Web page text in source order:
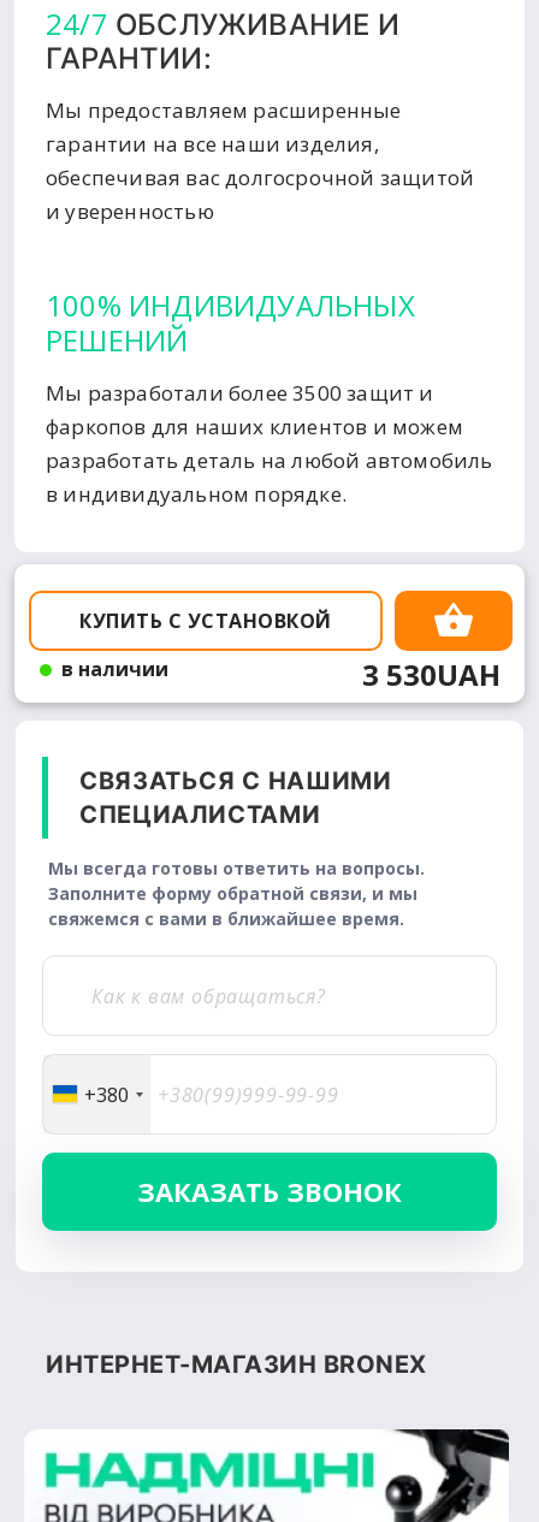
24/7 ОБСЛУЖИВАНИЕ И
ГАРАНТИИ:
Мы предоставляем расширенные
гарантии на все наши изделия,
обеспечивая вас долгосрочной защитой
и уверенностью
100% ИНДИВИДУАЛЬНЫХ
РЕШЕНИЙ
Мы разработали более 3500 защит и
фаркопов для наших клиентов и можем
разработать деталь на любой автомобиль
в индивидуальном порядке.
КУПИТЬ С УСТАНОВКОЙ
в наличии
3 530UAH
СВЯЗАТЬСЯ С НАШИМИ
СПЕЦИАЛИСТАМИ
Мы всегда готовы ответить на вопросы.
Заполните форму обратной связи, и мы
свяжемся с вами в ближайшее время.
+380
ИНТЕРНЕТ-МАГАЗИН BRONEX